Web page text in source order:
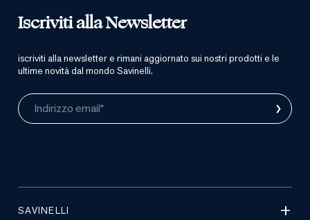
Iscriviti alla Newsletter
iscriviti alla newsletter e rimani aggiornato sui nostri prodotti e le
ultime novità dal mondo Savinelli.
Indirizzo email* ›
SAVINELLI